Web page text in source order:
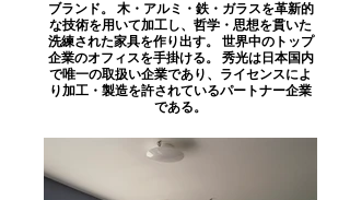
ブランド。 木・アルミ・鉄・ガラスを革新的
な技術を用いて加工し、哲学・思想を貫いた
洗練された家具を作り出す。 世界中のトップ
企業のオフィスを手掛ける。 秀光は日本国内
で唯一の取扱い企業であり、ライセンスによ
り加工・製造を許されているパートナー企業
である。